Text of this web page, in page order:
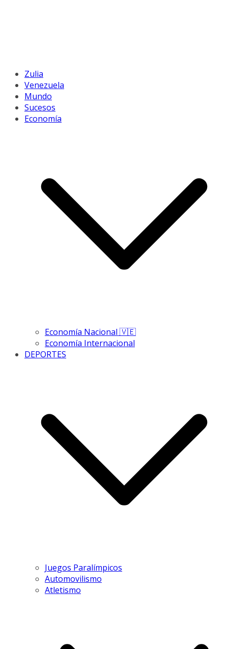
Zulia
Venezuela
Mundo
Sucesos
Economía
Economía Nacional 🇻🇪
Economía Internacional
DEPORTES
Juegos Paralímpicos
Automovilismo
Atletismo